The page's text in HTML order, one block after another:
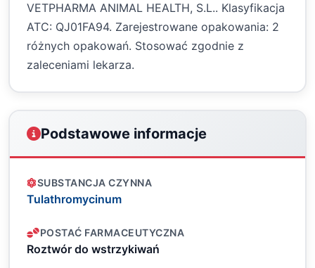
VETPHARMA ANIMAL HEALTH, S.L.. Klasyfikacja
ATC: QJ01FA94. Zarejestrowane opakowania: 2
różnych opakowań. Stosować zgodnie z
zaleceniami lekarza.
Podstawowe informacje
SUBSTANCJA CZYNNA
Tulathromycinum
POSTAĆ FARMACEUTYCZNA
Roztwór do wstrzykiwań